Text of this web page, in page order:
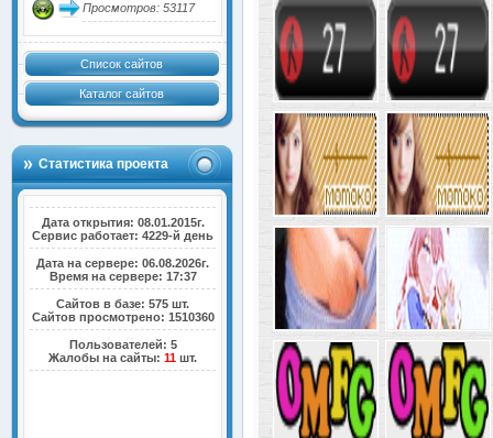
Просмотров: 53117
Список сайтов
Каталог сайтов
Статистика проекта
Дата открытия: 08.01.2015г.
Сервис работает: 4229-й день
Дата на сервере: 06.08.2026г.
Время на сервере: 17:37
Сайтов в базе: 575 шт.
Сайтов просмотрено: 1510360
Пользователей: 5
Жалобы на сайты:11 шт.